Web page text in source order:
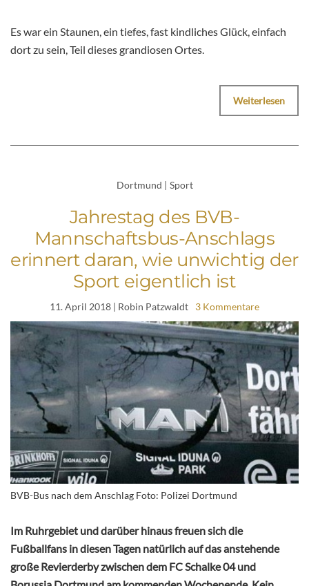
Es war ein Staunen, ein tiefes, fast kindliches Glück, einfach
dort zu sein, Teil dieses grandiosen Ortes.
Weiterlesen
Dortmund | Sport
Jahrestag des BVB-
Mannschaftsbus-Anschlags
erinnert daran, wie unwichtig der
Sport eigentlich ist
11. April 2018 | Robin Patzwaldt 3 Kommentare
BVB-Bus nach dem Anschlag Foto: Polizei Dortmund
Im Ruhrgebiet und darüber hinaus freuen sich die
Fußballfans in diesen Tagen natürlich auf das anstehende
große Revierderby zwischen dem FC Schalke 04 und